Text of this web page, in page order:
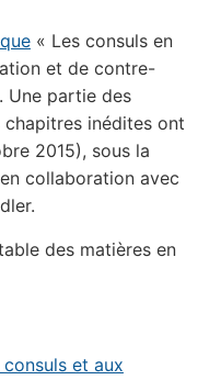
« Les consuls en
et de contre-
Une partie des
inédites ont
2015), sous la
collaboration avec
des matières en
et aux